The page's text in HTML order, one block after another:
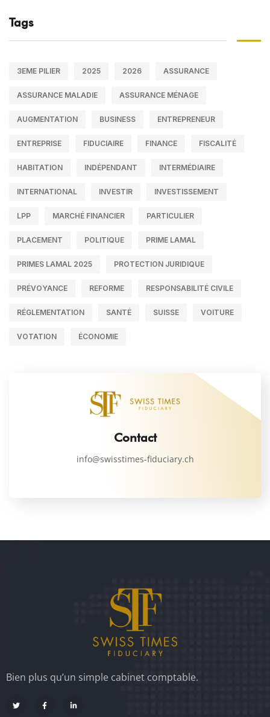
Tags
3EME PILIER 2025 2026 ASSURANCE
ASSURANCE MALADIE ASSURANCE MÉNAGE
AUGMENTATION BUSINESS ENTREPRENEUR
ENTREPRISE FIDUCIAIRE FINANCE FISCALITÉ
HABITATION INDÉPENDANT INTERMÉDIAIRE
INTERNATIONAL INVESTIR INVESTISSEMENT
LPP MARCHÉ FINANCIER PARTICULIER
PLACEMENT POLITIQUE PRIME LAMAL
PRIMES LAMAL 2025 PROTECTION JURIDIQUE
PRÉVOYANCE REFORME RESPONSABILITÉ CIVILE
RÉGLEMENTATION SANTÉ SUISSE VOITURE
VOTATION ÉCONOMIE
Contact
info@swisstimes-fiduciary.ch
Bien plus qu’un simple cabinet comptable.